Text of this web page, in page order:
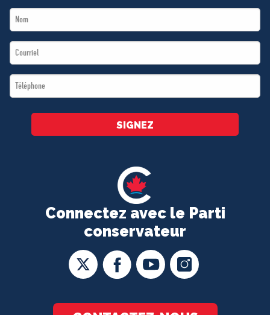
Connectez avec le Parti
conservateur
Last
Name
Email
*
Téléphone
*
SIGNEZ